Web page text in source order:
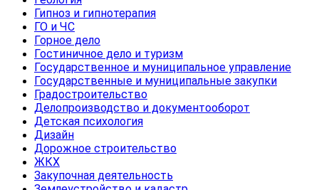
Гипноз и гипнотерапия
ГО и ЧС
Горное дело
Гостиничное дело и туризм
Государственное и муниципальное управление
Государственные и муниципальные закупки
Градостроительство
Делопроизводство и документооборот
Детская психология
Дизайн
Дорожное строительство
ЖКХ
Закупочная деятельность